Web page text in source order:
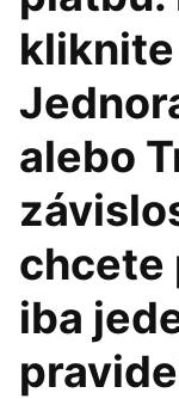
alebo
chcete
iba